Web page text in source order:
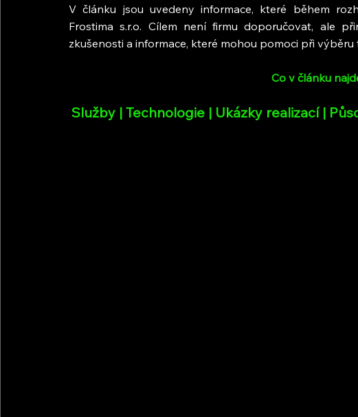
V článku jsou uvedeny informace, které během
Frostima s.r.o. Cílem není firmu doporučovat, ale
zkušenosti a informace, které mohou pomoci při
Co v článku
Služby | Technologie | Ukázky realizací |